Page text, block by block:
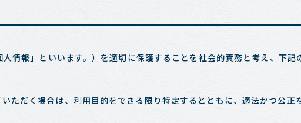
情報」といいます。）を適切に保護することを社会的責務と考え、下記
ただく場合は、利用目的をできる限り特定するとともに、適法かつ公正